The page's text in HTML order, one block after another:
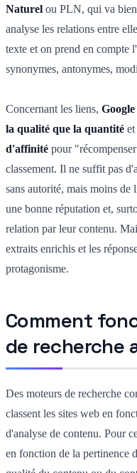
Naturel ou PLN, qui va bien
analyse les relations entre
texte et on prend en compte
synonymes, antonymes,
Concernant les liens,
la qualité que la quantité
d'affinité pour
classement. Il ne suffit pas
sans autorité, mais moins de
une bonne réputation et,
relation par leur contenu.
extraits enrichis et les
protagonisme.
Comment
de recherche
Des moteurs de recherche
classent les sites web en
d'analyse de contenu. Pour
en fonction de la pertinence